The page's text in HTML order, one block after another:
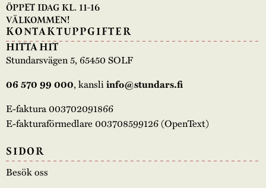
ÖPPET IDAG KL. 11-16
VÄLKOMMEN!
KONTAKTUPPGIFTER
HITTA HIT
Stundarsvägen 5, 65450 SOLF
06 570 99 000, kansliinfo@stundars.fi
E-faktura 003702091866
E-fakturaförmedlare 003708599126 (OpenText)
SIDOR
Besök oss